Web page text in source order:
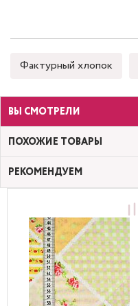
Фактурный хлопок
ВЫ СМОТРЕЛИ
ПОХОЖИЕ ТОВАРЫ
РЕКОМЕНДУЕМ